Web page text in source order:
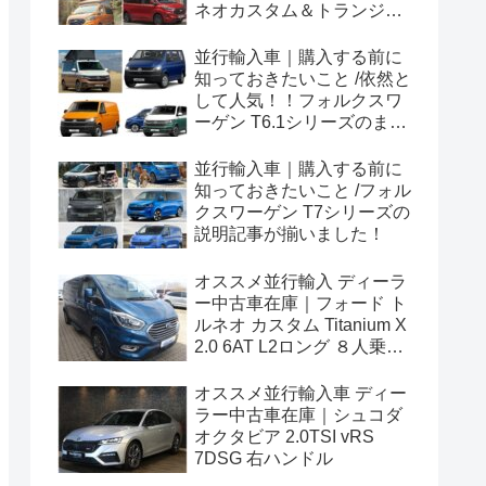
ネオカスタム＆トランジッ
め！
並行輸入車｜購入する前に
知っておきたいこと /依然と
して人気！！フォルクスワ
ーゲン T6.1シリーズのまと
並行輸入車｜購入する前に
知っておきたいこと /フォル
クスワーゲン T7シリーズの
説明記事が揃いました！
オススメ並行輸入 ディーラ
ー中古車在庫｜フォード ト
ルネオ カスタム Titanium X
2.0 6AT L2ロング ８人乗り
オススメ並行輸入車 ディー
ラー中古車在庫｜シュコダ
オクタビア 2.0TSI vRS
7DSG 右ハンドル